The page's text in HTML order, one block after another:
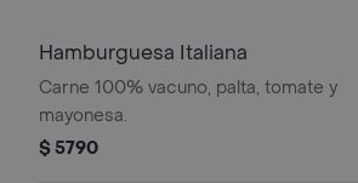
Hamburguesa Italiana
Carne 100% vacuno, palta, tomate y
mayonesa.
$ 5790